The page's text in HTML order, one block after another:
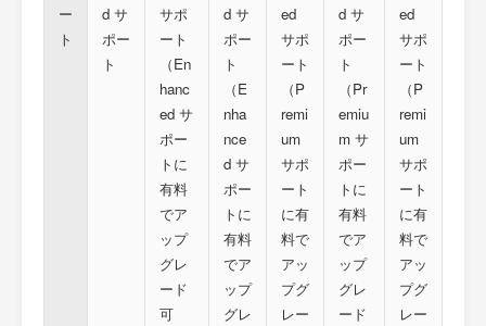
ー
ト
d サ
ポー
ト
サポ
ート
（En
hanc
ed サ
ポー
トに
有料
でア
ップ
グレ
ード
可
d サ
ポー
ト
（E
nha
nce
d サ
ポー
トに
有料
でア
ップ
グレ
ed
サポ
ート
（P
remi
um
サポ
ート
に有
料で
アッ
プグ
レー
d サ
ポー
ト
（Pr
emiu
m サ
ポー
トに
有料
でア
ップ
グレ
ード
ed
サポ
ート
（P
remi
um
サポ
ート
に有
料で
アッ
プグ
レー